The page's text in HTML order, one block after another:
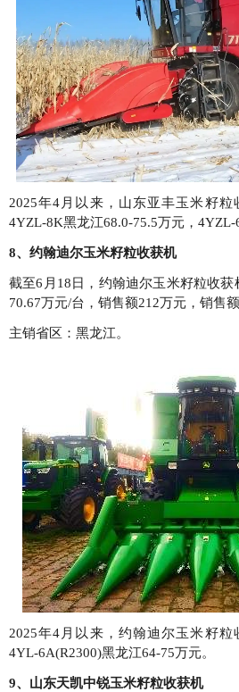
2025年4月以来，山东亚丰玉米籽粒
4YZL-8K黑龙江68.0-75.5万元，4YZL-
8、约翰迪尔玉米籽粒收获机
截至6月18日，约翰迪尔玉米籽粒收
70.67万元/台，销售额212万元，销售额
主销省区：黑龙江。
2025年4月以来，约翰迪尔玉米籽粒
4YL-6A(R2300)黑龙江64-75万元。
9、山东天凯中锐玉米籽粒收获机